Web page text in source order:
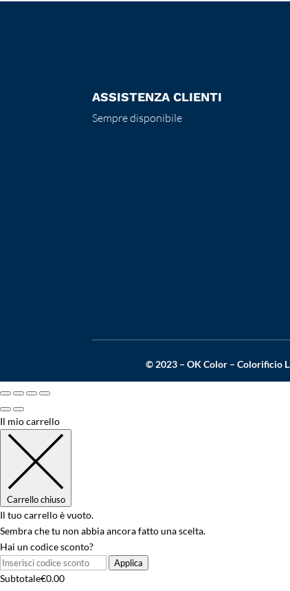
ASSISTENZA CLIENTI
Sempre disponibile
© 2023 – OK Color – Colorificio
Il mio carrello
Carrello chiuso
Il tuo carrello è vuoto.
Sembra che tu non abbia ancora fatto una scelta.
Hai un codice sconto?
Applica
Subtotale€0.00